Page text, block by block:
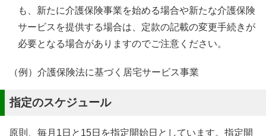
も、新たに介護保険事業を始める場合や新たな介護保険
サービスを提供する場合は、定款の記載の変更手続きが
必要となる場合がありますのでご注意ください。
（例）介護保険法に基づく居宅サービス事業
指定のスケジュール
原則、毎月1日と15日を指定開始日としています。指定開